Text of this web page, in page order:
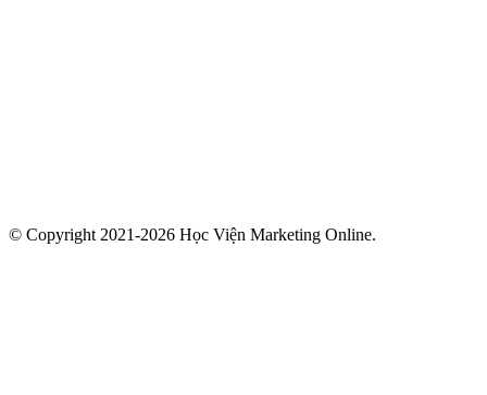
© Copyright 2021-2026 Học Viện Marketing Online.